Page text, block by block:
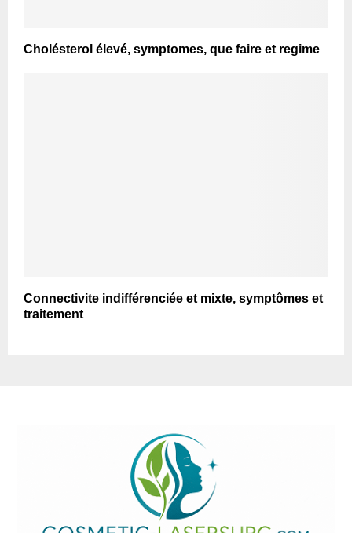
Cholésterol élevé, symptomes, que faire et regime
Connectivite indifférenciée et mixte, symptômes et
traitement